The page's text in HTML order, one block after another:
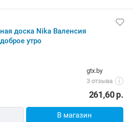
доска Nika Валенсия
утро
gtx.by
3 отзыва
i
261,60р.
В магазин